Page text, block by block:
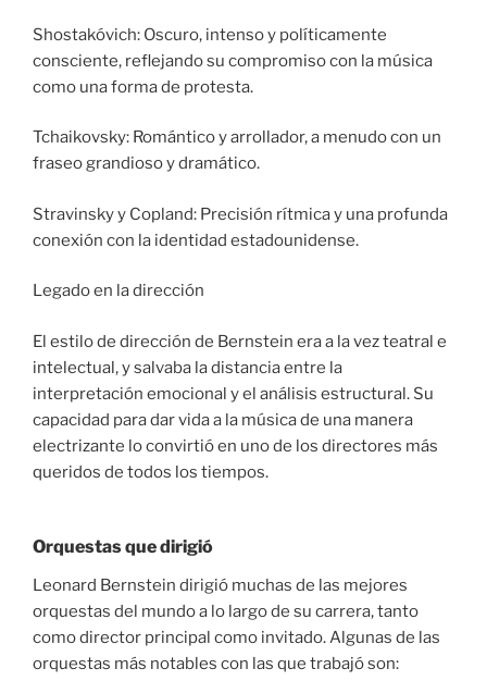
Shostakóvich: Oscuro, intenso y políticamente
consciente, reflejando su compromiso con la música
como una forma de protesta.
Tchaikovsky: Romántico y arrollador, a menudo con un
fraseo grandioso y dramático.
Stravinsky y Copland: Precisión rítmica y una profunda
conexión con la identidad estadounidense.
Legado en la dirección
El estilo de dirección de Bernstein era a la vez teatral e
intelectual, y salvaba la distancia entre la
interpretación emocional y el análisis estructural. Su
capacidad para dar vida a la música de una manera
electrizante lo convirtió en uno de los directores más
queridos de todos los tiempos.
Orquestas que dirigió
Leonard Bernstein dirigió muchas de las mejores
orquestas del mundo a lo largo de su carrera, tanto
como director principal como invitado. Algunas de las
orquestas más notables con las que trabajó son: